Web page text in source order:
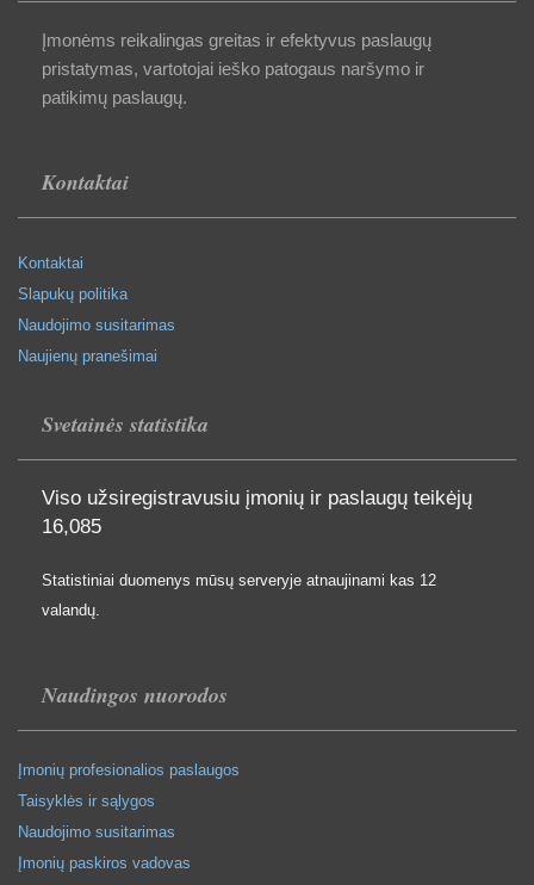
Įmonėms reikalingas greitas ir efektyvus paslaugų
pristatymas, vartotojai ieško patogaus naršymo ir
patikimų paslaugų.
Kontaktai
Kontaktai
Slapukų politika
Naudojimo susitarimas
Naujienų pranešimai
Svetainės statistika
Viso užsiregistravusiu įmonių ir paslaugų teikėjų
16,085
Statistiniai duomenys mūsų serveryje atnaujinami kas 12
valandų.
Naudingos nuorodos
Įmonių profesionalios paslaugos
Taisyklės ir sąlygos
Naudojimo susitarimas
Įmonių paskiros vadovas